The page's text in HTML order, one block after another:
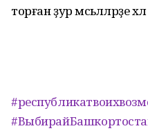
торған ҙур мәсьәләләрҙе